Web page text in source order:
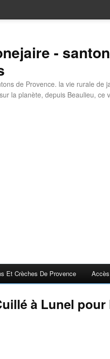
-
de Provence. la vie rurale de
la planète, depuis Beaulieu, ce
Et Crèches De Provence
à Lunel pour